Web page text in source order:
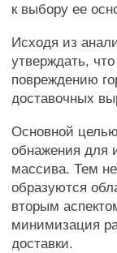
к выбору ее
Исходя из
утверждать,
повреждению
доставочных
Основной
обнажения для
массива. Тем
образуются
вторым
минимизация
доставки.